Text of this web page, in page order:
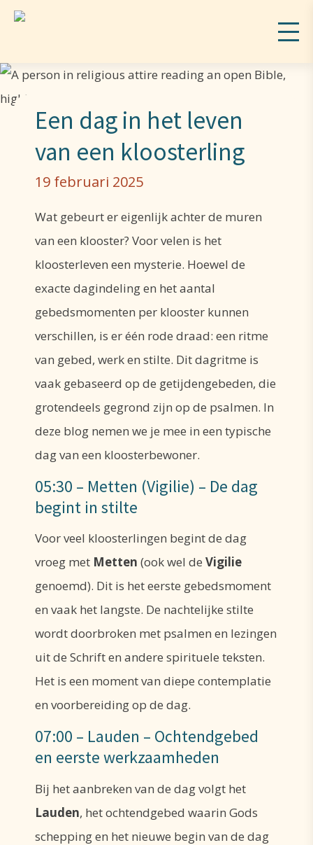
Een dag in het leven
van een kloosterling
19 februari 2025
Wat gebeurt er eigenlijk achter de muren
van een klooster? Voor velen is het
kloosterleven een mysterie. Hoewel de
exacte dagindeling en het aantal
gebedsmomenten per klooster kunnen
verschillen, is er één rode draad: een ritme
van gebed, werk en stilte. Dit dagritme is
vaak gebaseerd op de getijdengebeden, die
grotendeels gegrond zijn op de psalmen. In
deze blog nemen we je mee in een typische
dag van een kloosterbewoner.
05:30 – Metten (Vigilie) – De dag
begint in stilte
Voor veel kloosterlingen begint de dag
vroeg met Metten (ook wel de Vigilie
genoemd). Dit is het eerste gebedsmoment
en vaak het langste. De nachtelijke stilte
wordt doorbroken met psalmen en lezingen
uit de Schrift en andere spirituele teksten.
Het is een moment van diepe contemplatie
en voorbereiding op de dag.
07:00 – Lauden – Ochtendgebed
en eerste werkzaamheden
Bij het aanbreken van de dag volgt het
Lauden, het ochtendgebed waarin Gods
schepping en het nieuwe begin van de dag